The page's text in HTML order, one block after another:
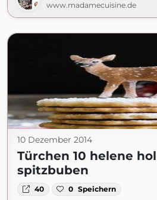
www.madamecuisine.de
10 Dezember 2014
Türchen 10 helene
spitzbuben
40 0 Speichern